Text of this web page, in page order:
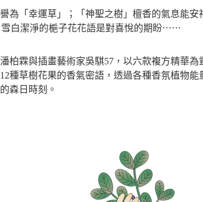
為「幸運草」；「神聖之樹」檀香的氣息能
雪白潔淨的梔子花花語是對喜悅的期盼⋯⋯
柏霖與插畫藝術家吳騏57 ，以六款複方精華
種草樹花果的香氣密語，透過各種香氛植物
森日時刻。